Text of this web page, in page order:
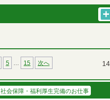
5 15 次へ
社会保障・福利厚生完備のお仕事